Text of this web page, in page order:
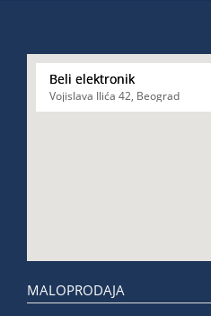
Beli elektronik
Vojislava Ilića 42, Beograd
MALOPRODAJA